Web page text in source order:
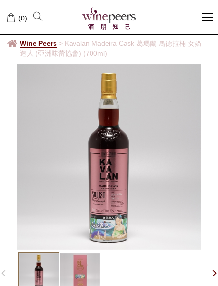
(0)
Wine Peers > Kavalan Madeira Cask 葛瑪蘭 馬德拉桶 女媧
造人 (亞洲味蕾協會) (700ml)